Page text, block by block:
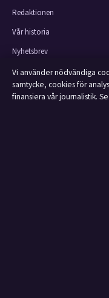
Redaktionen
Vår historia
Nyhetsbrev
Tipsa oss
Kontakt
Vi använder nödvändiga
samtycke, cookies för
finansiera vår journalistik.